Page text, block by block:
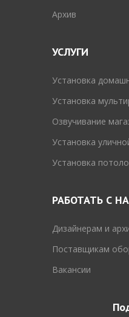
Архив
УСЛУГИ
Установка
Установка
Озвучивание
Установка
Установка
РАБОТАТЬ С
Дизайнерам и
Поставщикам
Вакансии